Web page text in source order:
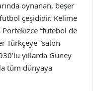
oynanan, beşer
çeşididir. Kelime
“futebol de
Türkçeye “salon
yıllarda Güney
tüm dünyaya